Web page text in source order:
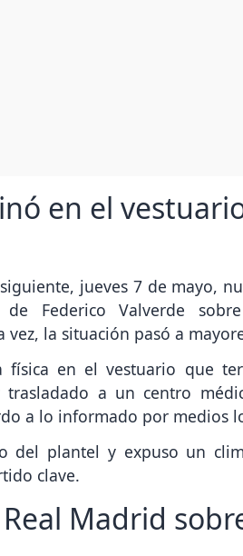
en el
jueves 7 de mayo,
Federico Valverde
la situación pasó a
física en el vestuario que
trasladado a un centro
a lo informado por medios
del plantel y expuso un
clave.
Madrid